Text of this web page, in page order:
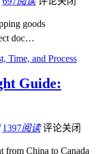
goods
doc…
Guide:
1397阅读 评论关闭
from China to Canada